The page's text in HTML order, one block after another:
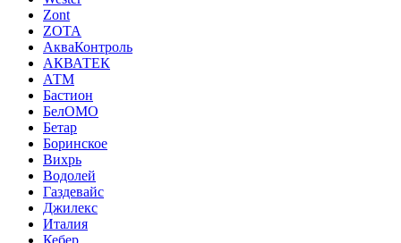
Zont
ZOTA
АкваКонтроль
АКВАТЕК
АТМ
Бастион
БелОМО
Бетар
Боринское
Вихрь
Водолей
Газдевайс
Джилекс
Италия
Кебер